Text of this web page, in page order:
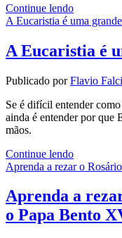
Continue lendoA
história
Cores
da
tem
um
pedido
Senhora
até
revolução
contra
Napoleão.
A Eucaristia é uma
A Eucaristia é
Publicado porFlavio
Se é difícil entender
ainda é entender por que
mãos.
Continue lendoA
Eucaristia
uma
grande
loucura.
Aprenda a rezar o
Aprenda a
o Papa Bento